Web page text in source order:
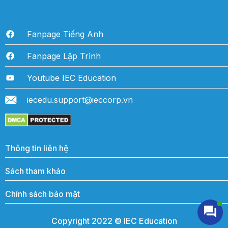
Fanpage Tiếng Anh
Fanpage Lập Trình
Youtube IEC Education
iecedu.support@ieccorp.vn
Thông tin liên hệ
Sách tham khảo
Chính sách bảo mật
Copyright 2022 © IEC Education